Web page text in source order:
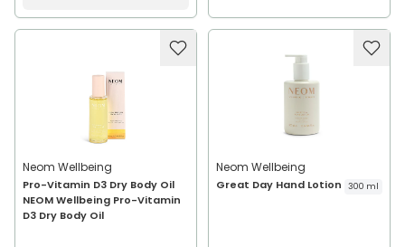
Neom Wellbeing
Pro-Vitamin D3 Dry Body Oil
NEOM Wellbeing Pro-Vitamin
D3 Dry Body Oil
Neom Wellbeing
Great Day Hand Lotion 300 ml